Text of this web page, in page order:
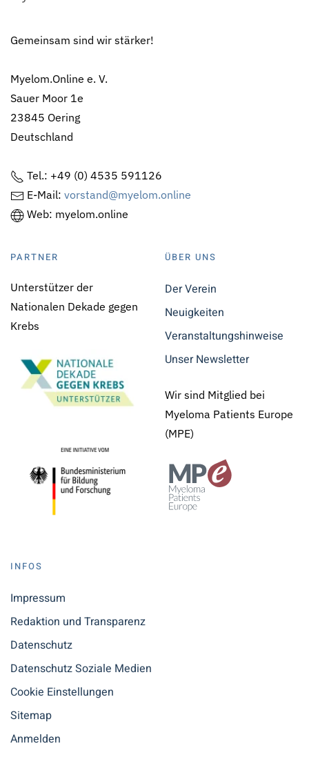
Gemeinsam sind wir stärker!
Myelom.Online e. V.
Sauer Moor 1e
23845 Oering
Deutschland
Tel.: +49 (0) 4535 591126
E-Mail: vorstand@myelom.online
Web: myelom.online
PARTNER
Unterstützer der
Nationalen Dekade gegen
Krebs
ÜBER UNS
Der Verein
Neuigkeiten
Veranstaltungshinweise
Unser Newsletter
Wir sind Mitglied bei
Myeloma Patients Europe
(MPE)
INFOS
Impressum
Redaktion und Transparenz
Datenschutz
Datenschutz Soziale Medien
Cookie Einstellungen
Sitemap
Anmelden